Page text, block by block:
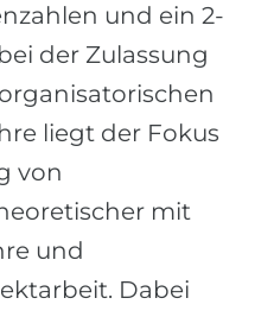
und ein 2-
der Zulassung
liegt der Fokus
von
mit
und
Dabei